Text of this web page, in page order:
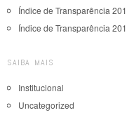
Índice de Transparência
Índice de Transparência
SAIBA MAIS
Institucional
Uncategorized